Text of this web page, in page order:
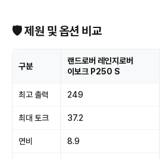
🛡 제원 및 옵션 비교
구분
랜드로버 레인지로버
이보크 P250 S
최고 출력 249
최대 토크 37.2
연비 8.9